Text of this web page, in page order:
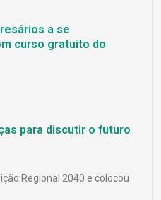
a se
curso gratuito do
para discutir o futuro
Regional 2040 e colocou